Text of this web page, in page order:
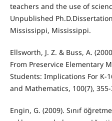
teachers and the use of
Unpublished
Mississippi, Mississippi.
Ellsworth, J. Z. & Buss, A.
From Preservice Elementary
Students: Implications For K-
and Mathematics, 100(7), 355-
Engin, G. (2009). Sınıf